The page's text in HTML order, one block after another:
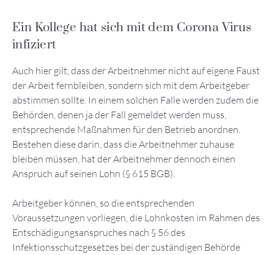
Ein Kollege hat sich mit dem Corona Virus
infiziert
Auch hier gilt, dass der Arbeitnehmer nicht auf eigene Faust
der Arbeit fernbleiben, sondern sich mit dem Arbeitgeber
abstimmen sollte. In einem solchen Falle werden zudem die
Behörden, denen ja der Fall gemeldet werden muss,
entsprechende Maßnahmen für den Betrieb anordnen.
Bestehen diese darin, dass die Arbeitnehmer zuhause
bleiben müssen, hat der Arbeitnehmer dennoch einen
Anspruch auf seinen Lohn (§ 615 BGB).
Arbeitgeber können, so die entsprechenden
Voraussetzungen vorliegen, die Lohnkosten im Rahmen des
Entschädigungsanspruches nach § 56 des
Infektionsschutzgesetzes bei der zuständigen Behörde